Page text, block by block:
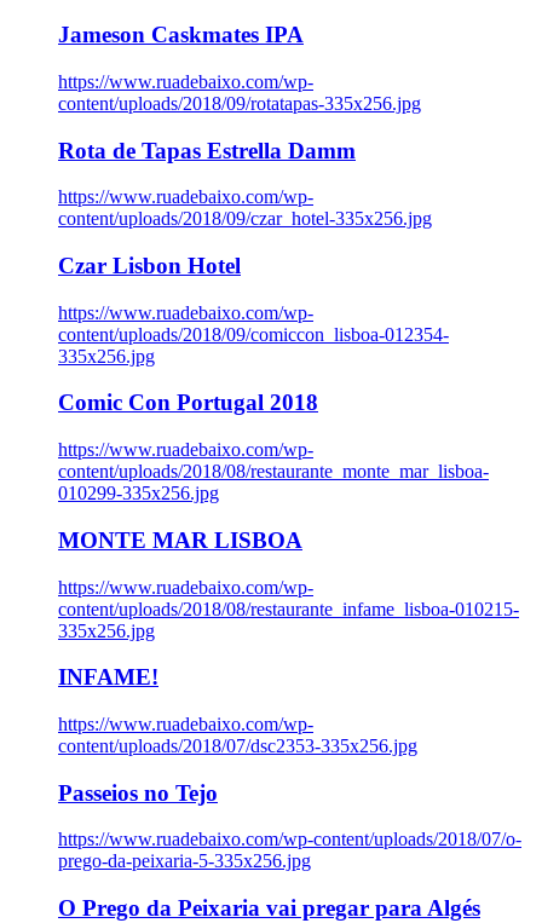
Jameson Caskmates IPA
https://www.ruadebaixo.com/wp-
content/uploads/2018/09/rotatapas-335x256.jpg
Rota de Tapas Estrella Damm
https://www.ruadebaixo.com/wp-
content/uploads/2018/09/czar_hotel-335x256.jpg
Czar Lisbon Hotel
https://www.ruadebaixo.com/wp-
content/uploads/2018/09/comiccon_lisboa-012354-
335x256.jpg
Comic Con Portugal 2018
https://www.ruadebaixo.com/wp-
content/uploads/2018/08/restaurante_monte_mar_lisboa-
010299-335x256.jpg
MONTE MAR LISBOA
https://www.ruadebaixo.com/wp-
content/uploads/2018/08/restaurante_infame_lisboa-010215-
335x256.jpg
INFAME!
https://www.ruadebaixo.com/wp-
content/uploads/2018/07/dsc2353-335x256.jpg
Passeios no Tejo
https://www.ruadebaixo.com/wp-content/uploads/2018/07/o-
prego-da-peixaria-5-335x256.jpg
O Prego da Peixaria vai pregar para Algés